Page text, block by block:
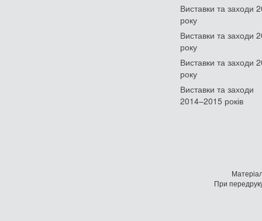
Виставки та заходи
року
Виставки та заходи
року
Виставки та заходи
року
Виставки та заходи
2014–2015 років
При